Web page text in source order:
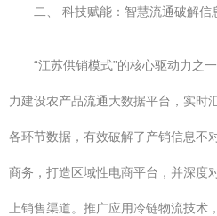
二、 科技赋能：智慧流通破解信
“江苏供销模式”的核心驱动力之
力建设农产品流通大数据平台，实时
各环节数据，有效破解了产销信息不
商务，打造区域性电商平台，并深度
上销售渠道。推广应用冷链物流技